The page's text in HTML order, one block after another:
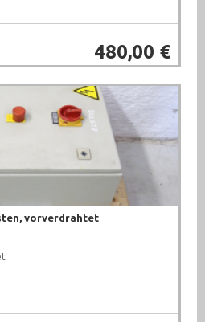
480,00 €
vorverdrahtet